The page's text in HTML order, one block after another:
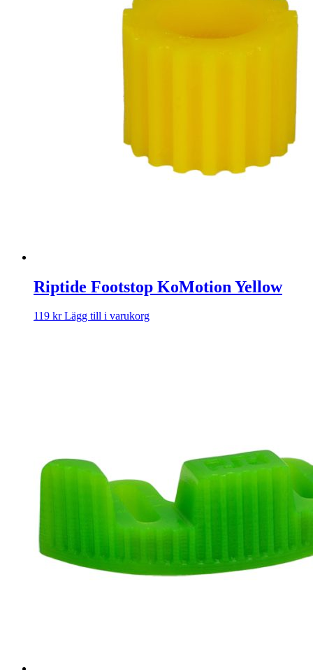
Riptide Footstop KoMotion Yellow
119 kr Lägg till i varukorg